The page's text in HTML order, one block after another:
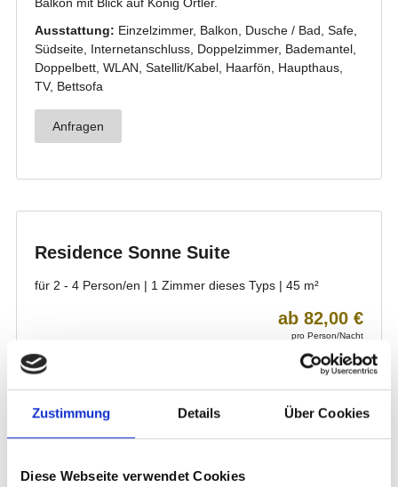
Zustimmung Details Über Cookies
Diese Webseite verwendet Cookies